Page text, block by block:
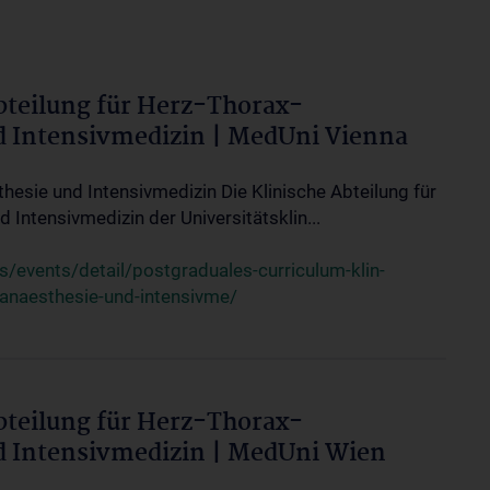
für Herz-Thorax-
Intensivmedizin | MedUni Vienna
und Intensivmedizin Die Klinische Abteilung für
Intensivmedizin der Universitätsklin...
events/detail/postgraduales-curriculum-klin-
und-intensivme/
für Herz-Thorax-
Intensivmedizin | MedUni Wien